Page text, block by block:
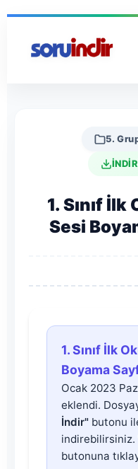
5.
1. Sınıf
Sesi
1.
Sınıf
İlk
1. Sınıf İlk
Boyama
Ocak 2023
eklendi.
İndir" butonu
indirebilirsiniz.
butonuna